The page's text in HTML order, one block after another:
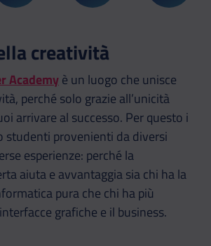
creatività
Academyè un luogo che unisce
perché solo grazie all’unicità
arrivare al successo. Per questo i
studenti provenienti da diversi
esperienze: perché la
aiuta e avvantaggia sia chi ha la
pura che chi ha più
grafiche e il business.